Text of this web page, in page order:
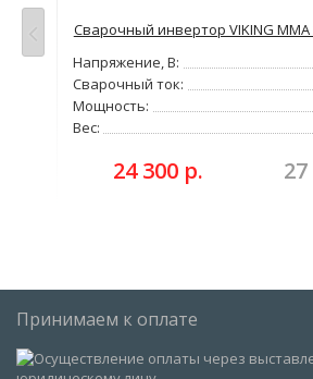
Сварочный инвертор VIKING ММА
Напряжение, В:
Сварочный ток:
Мощность:
Вес:
24 300 р.
Принимаем к оплате